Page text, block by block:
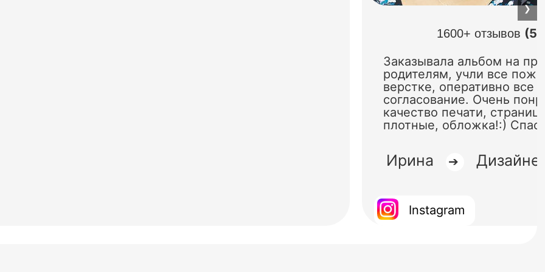
1600+ отзывов
Заказывала альбом на
родителям, учли все
верстке, оперативно все
согласование. Очень
качество печати,
плотные, обложка!:)
Ирина ➔
Instagram
❯